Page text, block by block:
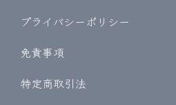
プライバシーポリシー
免責事項
特定商取引法